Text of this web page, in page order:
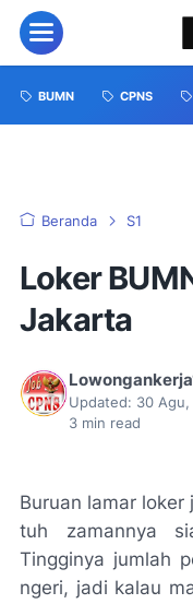
BUMN CPNS
Beranda S1
Loker
Jakarta
Updated: 30 Agu,
3 min read
Buruan lamar
tuh zamannya
Tingginya jumlah
ngeri, jadi kalau